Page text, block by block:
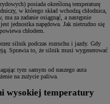
posiada określoną temperaturę
w którego skład wchodzą chłodnica,
ma za zadanie osiągnąć, a następnie
jednostka napędowa. Jak nietrudno się
chłodem.
silnik podczas rozruchu i jazdy. Gdy
Sprawia to, że silnik musi wygenerować
tym samym od naszego auta
na zużycie paliwa.
wysokiej temperatury